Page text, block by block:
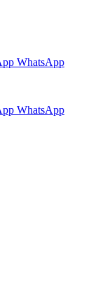
WhatsApp
WhatsApp